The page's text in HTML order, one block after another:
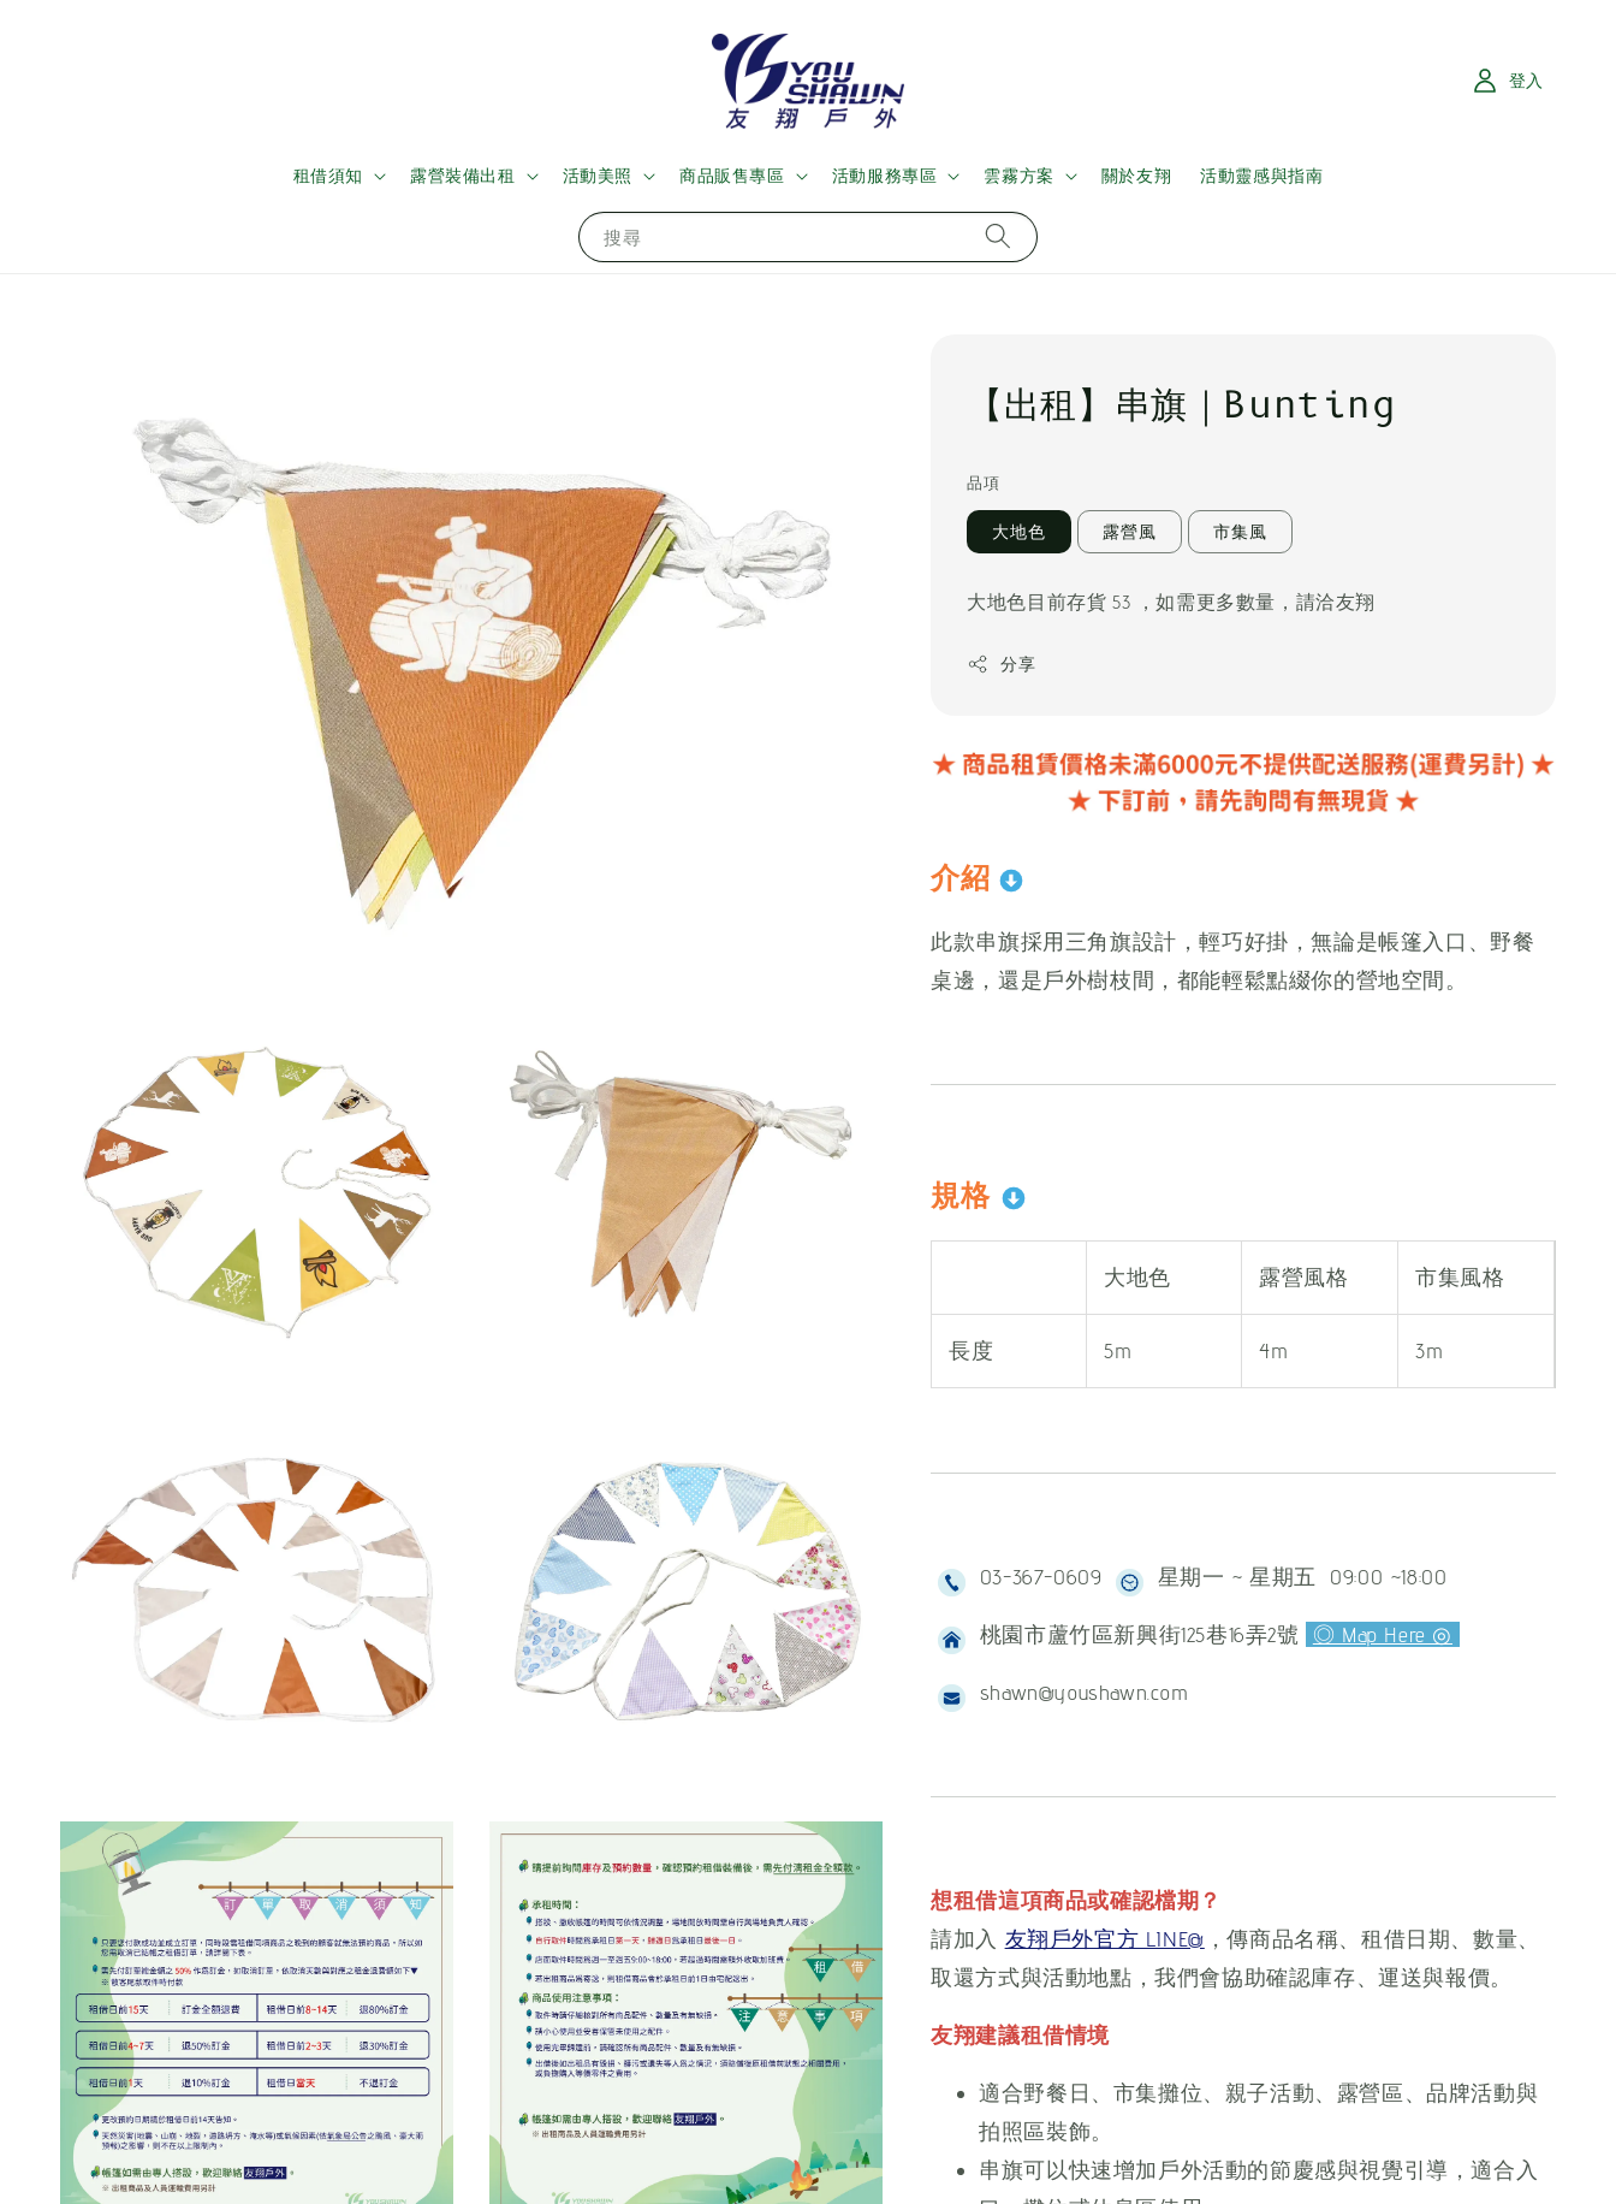
搜尋
租借須知 露營裝備出租 活動美照 商品販售專區 活動服務專區 雲霧方案 關於友翔 活動靈感與指南
登入
【出租】串旗｜Bunting
品項
大地色 露營風 市集風
大地色目前存貨 53 ，如需更多數量，請洽友翔
分享
介紹
此款串旗採用三角旗設計，輕巧好掛，無論是帳篷入口、野餐
桌邊，還是戶外樹枝間，都能輕鬆點綴你的營地空間。
規格
大地色 露營風格 市集風格
長度 5m 4m 3m
03-367-0609 星期一 ~ 星期五 09:00 ~18:00
桃園市蘆竹區新興街125巷16弄2號 ◎ Map Here ◎
shawn@youshawn.com
想租借這項商品或確認檔期？
請加入 友翔戶外官方 LINE@ ，傳商品名稱、租借日期、數量、
取還方式與活動地點，我們會協助確認庫存、運送與報價。
友翔建議租借情境
適合野餐日、市集攤位、親子活動、露營區、品牌活動與
拍照區裝飾。
串旗可以快速增加戶外活動的節慶感與視覺引導，適合入